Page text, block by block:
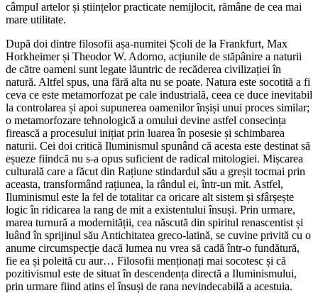
câmpul artelor și științelor practicate nemijlocit, rămâne de cea mai
mare utilitate.
După doi dintre filosofii așa-numitei Școli de la Frankfurt, Max
Horkheimer și Theodor W. Adorno, acțiunile de stăpânire a naturii
de către oameni sunt legate lăuntric de recăderea civilizației în
natură. Altfel spus, una fără alta nu se poate. Natura este socotită a fi
ceva ce este metamorfozat pe cale industrială, ceea ce duce inevitabil
la controlarea și apoi supunerea oamenilor înșiși unui proces similar;
o metamorfozare tehnologică a omului devine astfel consecința
firească a procesului inițiat prin luarea în posesie și schimbarea
naturii. Cei doi critică Iluminismul spunând că acesta este destinat să
eșueze fiindcă nu s-a opus suficient de radical mitologiei. Mișcarea
culturală care a făcut din Rațiune stindardul său a greșit tocmai prin
aceasta, transformând rațiunea, la rândul ei, într-un mit. Astfel,
Iluminismul este la fel de totalitar ca oricare alt sistem și sfârșește
logic în ridicarea la rang de mit a existentului însuși. Prin urmare,
marea turnură a modernității, cea născută din spiritul renascentist și
luând în sprijinul său Antichitatea greco-latină, se cuvine privită cu o
anume circumspecție dacă lumea nu vrea să cadă într-o fundătură,
fie ea și poleită cu aur… Filosofii menționați mai socotesc și că
pozitivismul este de situat în descendența directă a Iluminismului,
prin urmare fiind atins el însuși de rana nevindecabilă a acestuia.